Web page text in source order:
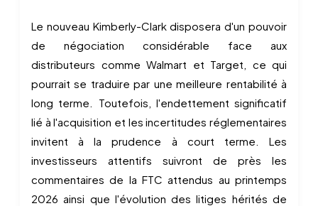
Le nouveau Kimberly-Clark disposera d'un pouvoir
de négociation considérable face aux
distributeurs comme Walmart et Target, ce qui
pourrait se traduire par une meilleure rentabilité à
long terme. Toutefois, l'endettement significatif
lié à l'acquisition et les incertitudes réglementaires
invitent à la prudence à court terme. Les
investisseurs attentifs suivront de près les
commentaires de la FTC attendus au printemps
2026 ainsi que l'évolution des litiges hérités de